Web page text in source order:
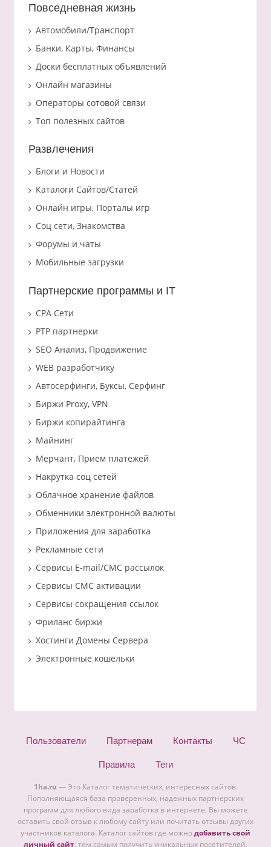
Повседневная жизнь
Автомобили/Транспорт
Банки, Карты, Финансы
Доски бесплатных объявлений
Онлайн магазины
Операторы сотовой связи
Топ полезных сайтов
Развлечения
Блоги и Новости
Каталоги Сайтов/Статей
Онлайн игры, Порталы игр
Соц сети, Знакомства
Форумы и чаты
Мобильные загрузки
Партнерские программы и IT
CPA Сети
PTP партнерки
SEO Анализ, Продвижение
WEB разработчику
Автосерфинги, Буксы, Серфинг
Биржи Proxy, VPN
Биржи копирайтинга
Майнинг
Мерчант, Прием платежей
Накрутка соц сетей
Облачное хранение файлов
Обменники электронной валюты
Приложения для заработка
Рекламные сети
Сервисы E-mail/СМС рассылок
Сервисы СМС активации
Сервисы сокращения ссылок
Фриланс биржи
Хостинги Домены Сервера
Электронные кошельки
Пользователи Партнерам Контакты ЧС
Правила Теги
1ha.ru — Это Каталог тематических, интересных сайтов.
Пополняющаяся база проверенных, надежных партнерских
программ для любого вида заработка в интернете. Вы можете
оставить свой отзыв к любому сайту или почитать отзывы других
участников каталога. Каталог сайтов где можнодобавить свой
личный сайт. тем самым получить уникальных посетителей.